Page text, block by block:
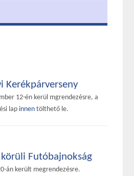
Kerékpárverseny
12-én kerül mgrendezésre, a
lap innen tölthető le.
körüli Futóbajnokság
án került megrendezésre.